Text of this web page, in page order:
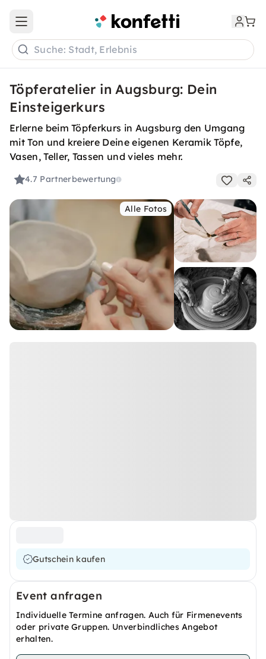
Open main menu
Suche: Stadt, Erlebnis
Töpferatelier in Augsburg: Dein
Einsteigerkurs
Erlerne beim Töpferkurs in Augsburg den Umgang
mit Ton und kreiere Deine eigenen Keramik Töpfe,
Vasen, Teller, Tassen und vieles mehr.
4.7 Partnerbewertung
Alle Fotos
Gutschein kaufen
Event anfragen
Individuelle Termine anfragen. Auch für Firmenevents
oder private Gruppen. Unverbindliches Angebot
erhalten.